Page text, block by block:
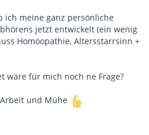
ich meine ganz persönliche
jetzt entwickelt (ein wenig
Homöopathie, Altersstarrsinn +
wäre für mich noch ne Frage?
und Mühe